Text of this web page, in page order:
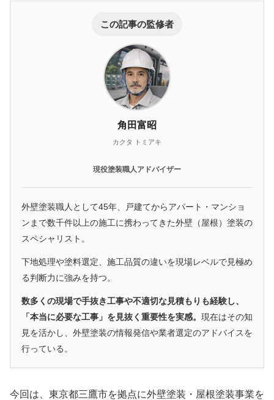
この記事の監修者
角田富昭
カクタ トミアキ
現役塗装職人アドバイザー
外壁塗装職人として45年、戸建てからアパート・マンショ
ンまで数千件以上の施工に携わってきた外壁（屋根）塗装の
スペシャリスト。
下地処理や塗料選定、施工品質の違いを現場レベルで見極め
る判断力に強みを持つ。
数多くの現場で手抜き工事や不適切な見積もりも経験し、
「本当に必要な工事」を見抜く重要性を実感。 現在はその知
見を活かし、外壁塗装の情報発信や業者選定のアドバイスを
行っている。
今回は、東京都三鷹市を拠点に外壁塗装・屋根塗装事業を